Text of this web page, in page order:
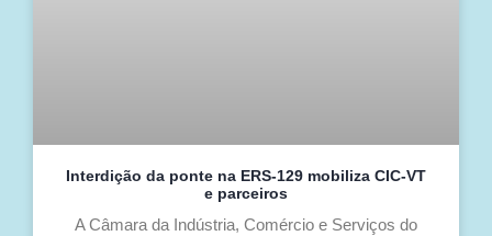
Interdição da ponte na ERS-129 mobiliza CIC-VT
e parceiros
A Câmara da Indústria, Comércio e Serviços do